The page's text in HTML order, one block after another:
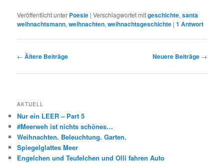
Veröffentlicht unter Poesie |Verschlagwortet mitgeschichte,santa
weihnachtsmann,weihnachten,weihnachtsgeschichte |1 Antwort
Beitragsnavigation
← Ältere Beiträge Neuere Beiträge →
AKTUELL
Nur ein LEER – Part 5
#Meerweh ist nichts schönes…
Weihnachten. Beleuchtung. Garten.
Spiegelglattes Meer
Engelchen und Teufelchen und Olli fahren Auto